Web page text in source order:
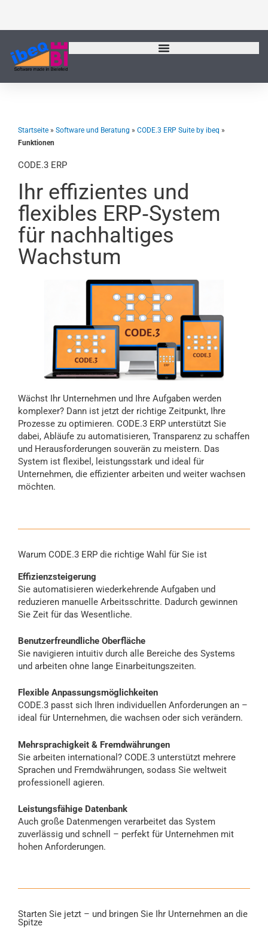
springen
Startseite » Software und Beratung » CODE.3 ERP Suite by ibeq »
Funktionen
CODE.3 ERP
Ihr effizientes und
flexibles ERP‑System
für nachhaltiges
Wachstum
Wächst Ihr Unternehmen und Ihre Aufgaben werden
komplexer? Dann ist jetzt der richtige Zeitpunkt, Ihre
Prozesse zu optimieren. CODE.3 ERP unterstützt Sie
dabei, Abläufe zu automatisieren, Transparenz zu schaffen
und Herausforderungen souverän zu meistern. Das
System ist flexibel, leistungsstark und ideal für
Unternehmen, die effizienter arbeiten und weiter wachsen
möchten.
Warum CODE.3 ERP die richtige Wahl für Sie ist
Effizienzsteigerung
Sie automatisieren wiederkehrende Aufgaben und
reduzieren manuelle Arbeitsschritte. Dadurch gewinnen
Sie Zeit für das Wesentliche.
Benutzerfreundliche Oberfläche
Sie navigieren intuitiv durch alle Bereiche des Systems
und arbeiten ohne lange Einarbeitungszeiten.
Flexible Anpassungsmöglichkeiten
CODE.3 passt sich Ihren individuellen Anforderungen an –
ideal für Unternehmen, die wachsen oder sich verändern.
Mehrsprachigkeit & Fremdwährungen
Sie arbeiten international? CODE.3 unterstützt mehrere
Sprachen und Fremdwährungen, sodass Sie weltweit
professionell agieren.
Leistungsfähige Datenbank
Auch große Datenmengen verarbeitet das System
zuverlässig und schnell – perfekt für Unternehmen mit
hohen Anforderungen.
Starten Sie jetzt – und bringen Sie Ihr Unternehmen an die
Spitze